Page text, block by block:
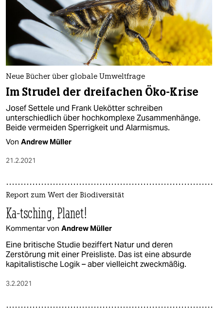
Neue Bücher über globale Umweltfrage
Im Strudel der dreifachen Öko-Krise
Josef Settele und Frank Uekötter schreiben
unterschiedlich über hochkomplexe Zusammenhänge.
Beide vermeiden Sperrigkeit und Alarmismus.
Von Andrew Müller
21.2.2021
Report zum Wert der Biodiversität
Ka-tsching, Planet!
Kommentar von Andrew Müller
Eine britische Studie beziffert Natur und deren
Zerstörung mit einer Preisliste. Das ist eine absurde
kapitalistische Logik – aber vielleicht zweckmäßig.
3.2.2021